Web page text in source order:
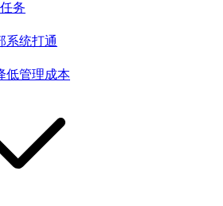
务
系统打通
低管理成本